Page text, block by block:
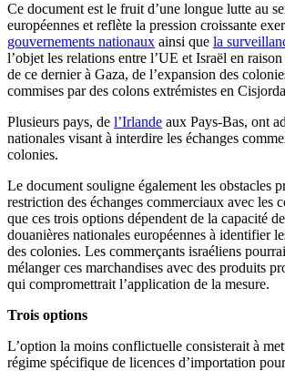
Ce document est le fruit d’une longue lutte au
européennes et reflète la pression croissante
gouvernements nationaux ainsi que la
l’objet les relations entre l’UE et Israël en
de ce dernier à Gaza, de l’expansion des
commises par des colons extrémistes en
Plusieurs pays, de l’Irlande aux Pays-Bas, ont
nationales visant à interdire les échanges
colonies.
Le document souligne également les obstacles
restriction des échanges commerciaux avec les
que ces trois options dépendent de la capacité
douanières nationales européennes à identifier
des colonies. Les commerçants israéliens
mélanger ces marchandises avec des produits
qui compromettrait l’application de la mesure.
Trois options
L’option la moins conflictuelle consisterait à
régime spécifique de licences d’importation